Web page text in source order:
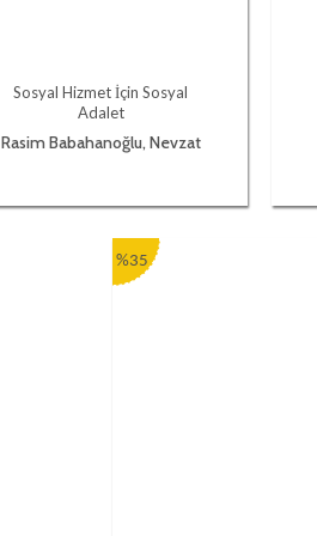
Sosyal Hizmet İçin Sosyal
Adalet
Rasim Babahanoğlu, Nevzat
%35